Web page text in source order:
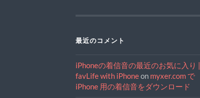
最近のコメント
iPhoneの着信音の最近のお気に入り |
favLife with iPhoneon myxer.com で
iPhone 用の着信音をダウンロード